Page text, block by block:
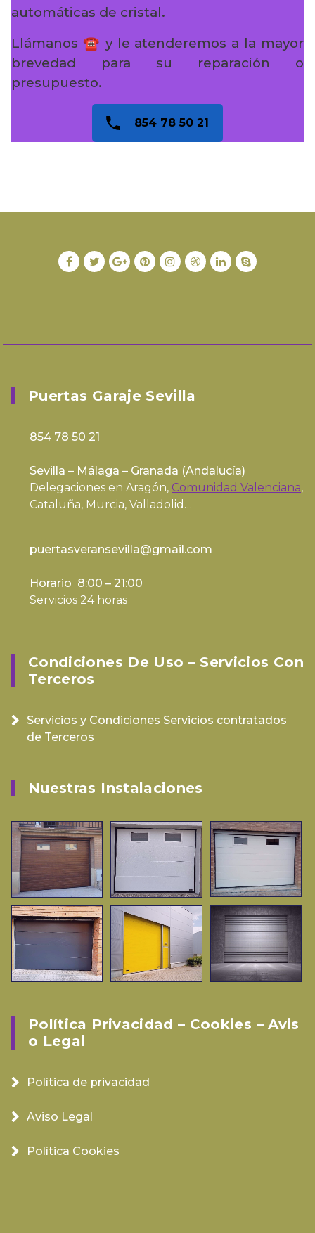
automáticas de cristal.
Llámanos ☎️ y le atenderemos a la mayor
brevedad para su reparación o
presupuesto.
854 78 50 21
Puertas Garaje Sevilla
854 78 50 21
Sevilla – Málaga – Granada (Andalucía)
Delegaciones en Aragón, Comunidad Valenciana,
Cataluña, Murcia, Valladolid…
puertasveransevilla@gmail.com
Horario 8:00 – 21:00
Servicios 24 horas
Condiciones De Uso – Servicios Con
Terceros
Servicios y Condiciones Servicios contratados
de Terceros
Nuestras Instalaciones
Política Privacidad – Cookies – Avis
O Legal
Política de privacidad
Aviso Legal
Política Cookies